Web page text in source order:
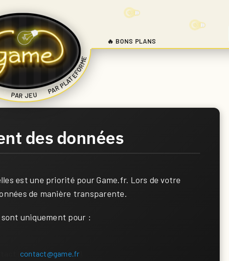
PAR JEU PAR PLATEFORME
| |
🔥 BONS PLANS
des données
est une priorité pour Game.fr. Lors de votre
de manière transparente.
uniquement pour :
(contact@game.fr